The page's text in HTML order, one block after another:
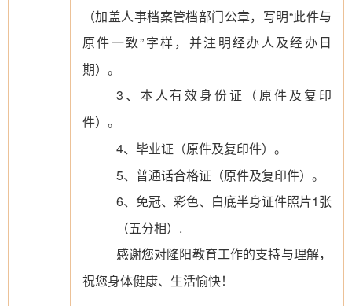
（加盖人事档案管档部门公章，写明“此件与
原件一致”字样，并注明经办人及经办日
期）。
3、本人有效身份证（原件及复印
件）。
4、毕业证（原件及复印件）。
5、普通话合格证（原件及复印件）。
6、免冠、彩色、白底半身证件照片1张
（五分相）.
感谢您对隆阳教育工作的支持与理解，
祝您身体健康、生活愉快！